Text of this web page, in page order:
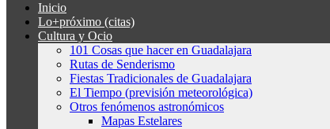
Inicio
Lo+próximo (citas)
Cultura y Ocio
101 Cosas que hacer en Guadalajara
Rutas de Senderismo
Fiestas Tradicionales de Guadalajara
El Tiempo (previsión meteorológica)
Otros fenómenos astronómicos
Mapas Estelares